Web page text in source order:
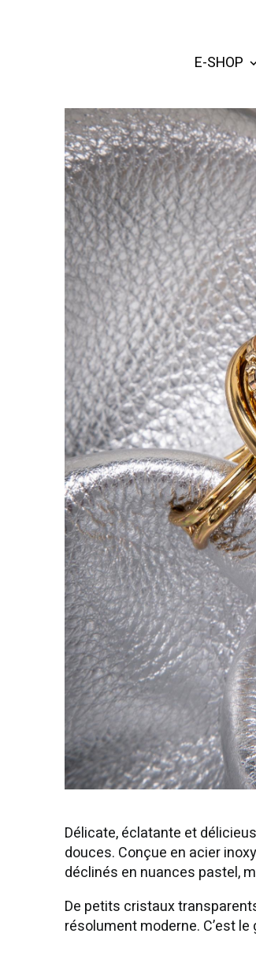
E-SHOP
Délicate, éclatante et
douces. Conçue en acier
déclinés en nuances pastel,
De petits cristaux
résolument moderne. C’est